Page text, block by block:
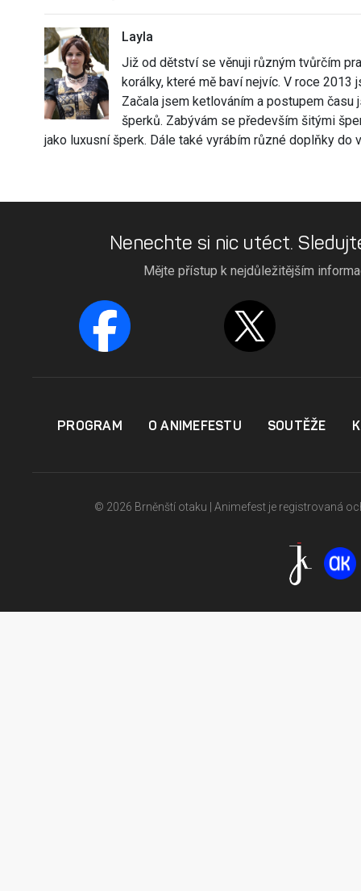
Layla
Již od dětství se věnuji různým tvůrčím
korálky, které mě baví nejvíc. V roce
Začala jsem ketlováním a postupem
šperků. Zabývám se především šitými
jako luxusní šperk. Dále také vyrábím různé doplňky do
Nenechte si nic utéct.
Mějte přístup k nejdůležitějším
PROGRAM O ANIMEFESTU SOUTĚŽE
© 2026 Brněnští otaku | Animefest je registrovaná